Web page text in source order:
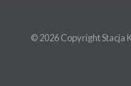
© 2026 Copyright Stacja